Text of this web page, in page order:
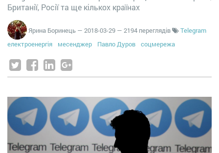
Британії, Росії та ще кількох країнах
Ярина Боринець — 2018-03-29 — 2194 переглядів
Telegram
електроенергія
месенджер Павло Дуров соцмережа